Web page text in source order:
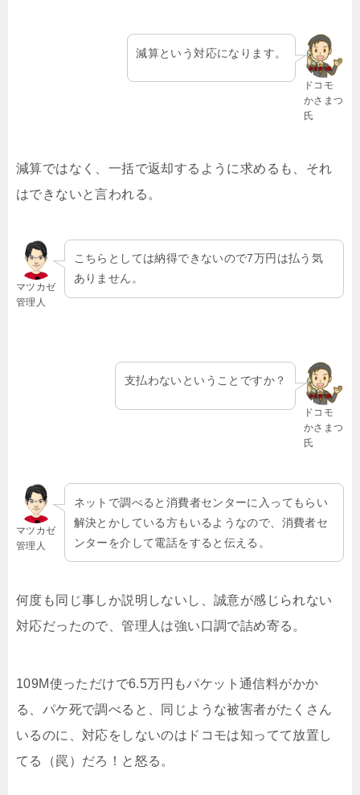
ドコモ
かさまつ
氏
減算という対応になります。
減算ではなく、一括で返却するように求めるも、それ
はできないと言われる。
マツカゼ
管理人
こちらとしては納得できないので7万円は払う気
ありません。
ドコモ
かさまつ
氏
支払わないということですか？
マツカゼ
管理人
ネットで調べると消費者センターに入ってもらい
解決とかしている方もいるようなので、消費者セ
ンターを介して電話をすると伝える。
何度も同じ事しか説明しないし、誠意が感じられない
対応だったので、管理人は強い口調で詰め寄る。
109M使っただけで6.5万円もパケット通信料がかか
る、パケ死で調べると、同じような被害者がたくさん
いるのに、対応をしないのはドコモは知ってて放置し
てる（罠）だろ！と怒る。